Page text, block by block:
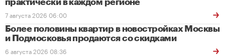
практически в каждом регионе
7 августа 2026 06:00
Более половины квартир в новостройках Москвы
и Подмосковья продаются со скидками
6 августа 2026 08:36